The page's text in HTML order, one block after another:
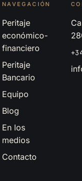
NAVEGACIÓN
Peritaje
económico-
financiero
Peritaje
Bancario
Equipo
Blog
En los
medios
Contacto